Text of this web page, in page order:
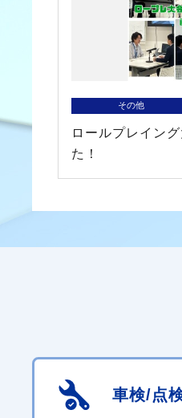
その他
ロールプレイン
た！
車検/点